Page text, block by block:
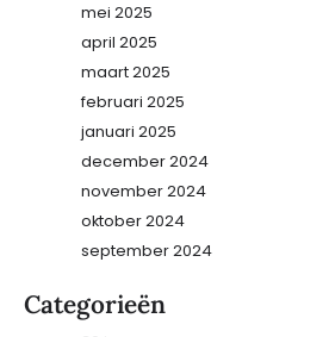
mei 2025
april 2025
maart 2025
februari 2025
januari 2025
december 2024
november 2024
oktober 2024
september 2024
Categorieën